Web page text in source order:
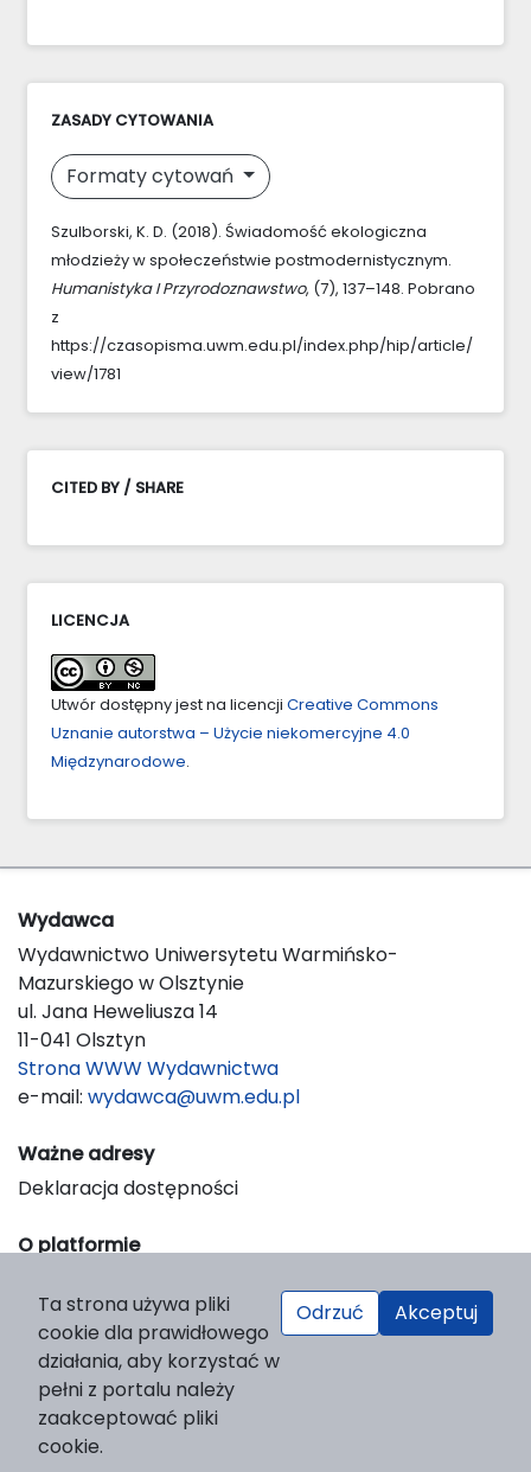
ZASADY CYTOWANIA
Formaty cytowań
Szulborski, K. D. (2018). Świadomość ekologiczna
młodzieży w społeczeństwie postmodernistycznym.
Humanistyka I Przyrodoznawstwo, (7), 137–148. Pobrano
z
https://czasopisma.uwm.edu.pl/index.php/hip/article/
view/1781
CITED BY / SHARE
LICENCJA
Utwór dostępny jest na licencji Creative Commons
Uznanie autorstwa – Użycie niekomercyjne 4.0
Międzynarodowe.
Wydawca
Wydawnictwo Uniwersytetu Warmińsko-
Mazurskiego w Olsztynie
ul. Jana Heweliusza 14
11-041 Olsztyn
Strona WWW Wydawnictwa
e-mail: wydawca@uwm.edu.pl
Ważne adresy
Deklaracja dostępności
O platformie
Support & Customization by LIBCOM
Platform & Workflow by OJS/PKP
Ta strona używa pliki
cookie dla prawidłowego
działania, aby korzystać w
pełni z portalu należy
zaakceptować pliki
cookie.
Odrzuć Akceptuj